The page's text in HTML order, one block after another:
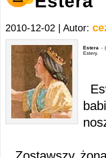
2010-12-02 | Autor:
Estera -
Estery.